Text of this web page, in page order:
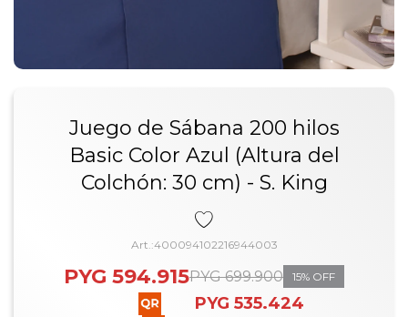
Juego de Sábana 200 hilos
Basic Color Azul (Altura del
Colchón: 30 cm) - S. King
400094102216944003
PYG 594.915PYG 699.900 15
PYG 535.424